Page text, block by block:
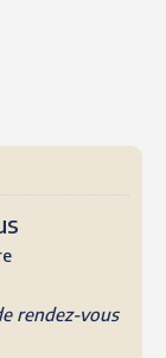
rendez-vous